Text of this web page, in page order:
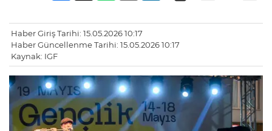
Haber Giriş Tarihi: 15.05.2026 10:17
Haber Güncellenme Tarihi: 15.05.2026 10:17
Kaynak: IGF